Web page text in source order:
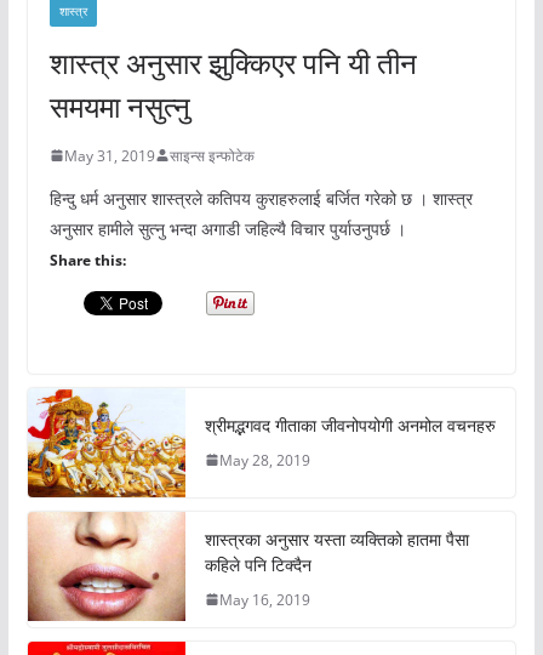
शास्त्र
शास्त्र अनुसार झुक्किएर पनि यी तीन
समयमा नसुत्नु
May 31, 2019 साइन्स इन्फोटेक
हिन्दु धर्म अनुसार शास्त्रले कतिपय कुराहरुलाई बर्जित गरेको छ । शास्त्र
अनुसार हामीले सुत्नु भन्दा अगाडी जहिल्यै विचार पुर्याउनुपर्छ ।
Share this:
श्रीमद्भगवद गीताका जीवनोपयोगी अनमोल वचनहरु
May 28, 2019
शास्त्रका अनुसार यस्ता व्यक्तिको हातमा पैसा
कहिले पनि टिक्दैन
May 16, 2019